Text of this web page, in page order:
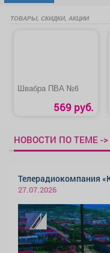
ТОВАРЫ, СКИДКИ, АКЦИИ
Швабра ПВА №6
569 руб.
НОВОСТИ ПО ТЕМЕ -
Телерадиокомпания
27.07.2026